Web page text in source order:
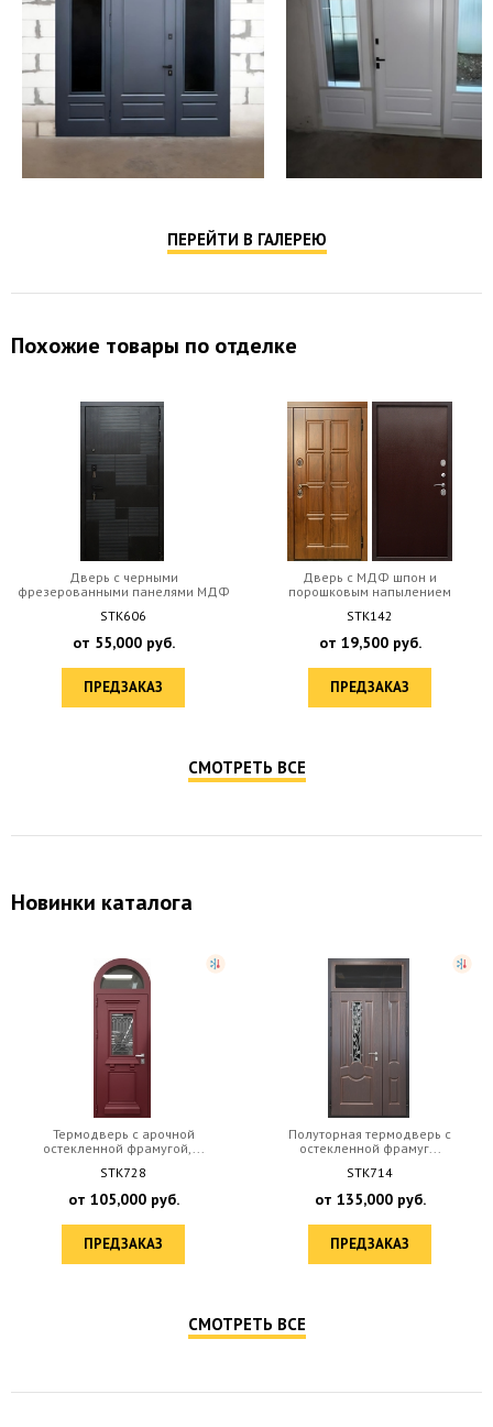
ПЕРЕЙТИ В ГАЛЕРЕЮ
Похожие товары по отделке
Дверь с черными
фрезерованными панелями МДФ
STK606
от 55,000руб.
ПРЕДЗАКАЗ
Дверь c МДФ шпон и
порошковым напылением
STK142
от 19,500руб.
ПРЕДЗАКАЗ
СМОТРЕТЬ ВСЕ
Новинки каталога
Термодверь с арочной
остекленной фрамугой,...
STK728
от 105,000руб.
ПРЕДЗАКАЗ
Полуторная термодверь с
остекленной фрамуг...
STK714
от 135,000руб.
ПРЕДЗАКАЗ
СМОТРЕТЬ ВСЕ